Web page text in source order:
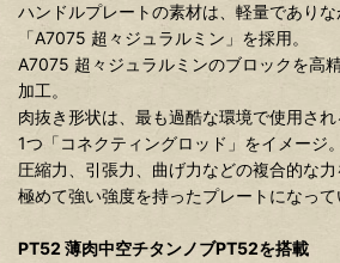
ハンドルプレートの素材は、軽量であり
「A7075 超々ジュラルミン」を採用。
A7075 超々ジュラルミンのブロックを高
加工。
肉抜き形状は、最も過酷な環境で使用さ
1つ「コネクティングロッド」をイメージ。
圧縮力、引張力、曲げ力などの複合的な力
極めて強い強度を持ったプレートになって
PT52 薄肉中空チタンノブPT52を搭載